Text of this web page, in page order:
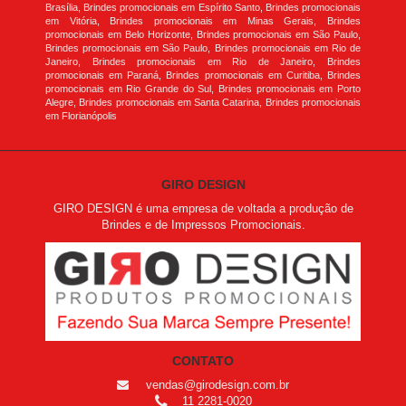
Brasília, Brindes promocionais em Espírito Santo, Brindes promocionais
em Vitória, Brindes promocionais em Minas Gerais, Brindes
promocionais em Belo Horizonte, Brindes promocionais em São Paulo,
Brindes promocionais em São Paulo, Brindes promocionais em Rio de
Janeiro, Brindes promocionais em Rio de Janeiro, Brindes
promocionais em Paraná, Brindes promocionais em Curitiba, Brindes
promocionais em Rio Grande do Sul, Brindes promocionais em Porto
Alegre, Brindes promocionais em Santa Catarina, Brindes promocionais
em Florianópolis
GIRO DESIGN
GIRO DESIGN é uma empresa de voltada a produção de
Brindes e de Impressos Promocionais.
CONTATO
vendas@girodesign.com.br
11 2281-0020